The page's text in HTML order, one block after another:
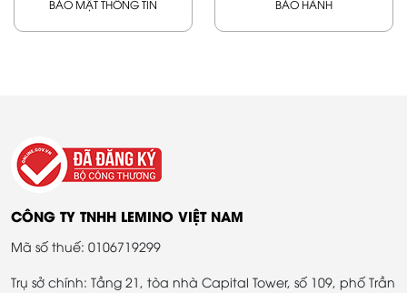
BẢO MẬT THÔNG TIN BẢO HÀNH
CÔNG TY TNHH LEMINO VIỆT NAM
Mã số thuế: 0106719299
Trụ sở chính: Tầng 21, tòa nhà Capital Tower, số 109, phố Trần